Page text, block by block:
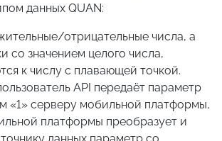
данных QUAN:
отрицательные числа, а
со значением целого числа,
к числу с плавающей точкой.
API передаёт параметр
«1» серверу мобильной платформы,
платформы преобразует и
данных параметр со